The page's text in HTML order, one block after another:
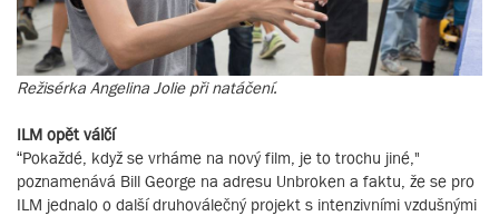
Režisérka Angelina Jolie při natáčení.
ILM opět válčí
“Pokaždé, když se vrháme na nový film, je to trochu jiné,"
poznamenává Bill George na adresu Unbroken a faktu, že se pro
ILM jednalo o další druhoválečný projekt s intenzivními vzdušnými